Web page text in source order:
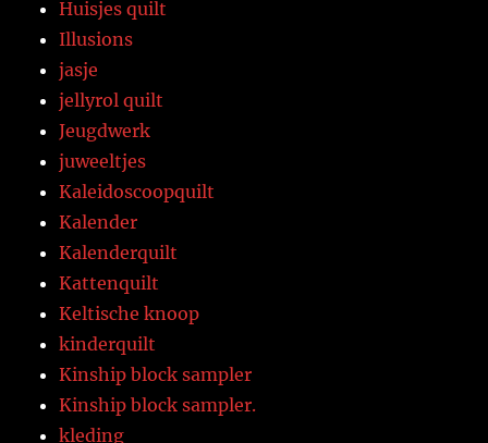
Huisjes quilt
Illusions
jasje
jellyrol quilt
Jeugdwerk
juweeltjes
Kaleidoscoopquilt
Kalender
Kalenderquilt
Kattenquilt
Keltische knoop
kinderquilt
Kinship block sampler
Kinship block sampler.
kleding